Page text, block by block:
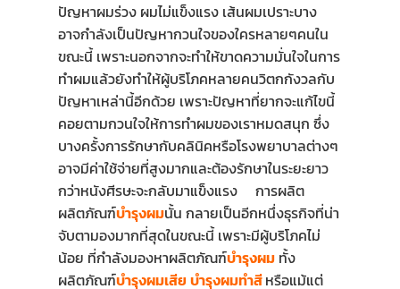
ปัญหาผมร่วง ผมไม่แข็งแรง เส้นผมเปราะบาง
อาจกำลังเป็นปัญหากวนใจของใครหลายๆคนใน
ขณะนี้ เพราะนอกจากจะทำให้ขาดความมั่นใจในการ
ทำผมแล้วยังทำให้ผู้บริโภคหลายคนวิตกกังวลกับ
ปัญหาเหล่านี้อีกด้วย เพราะปัญหาที่ยากจะแก้ไขนี้
คอยตามกวนใจให้การทำผมของเราหมดสนุก ซึ่ง
บางครั้งการรักษากับคลินิคหรือโรงพยาบาลต่างๆ
อาจมีค่าใช้จ่ายที่สูงมากและต้องรักษาในระยะยาว
กว่าหนังศีรษะจะกลับมาแข็งแรง
การผลิต
ผลิตภัณฑ์บำรุงผมนั้น กลายเป็นอีกหนึ่งธุรกิจที่น่า
จับตามองมากที่สุดในขณะนี้ เพราะมีผู้บริโภคไม่
น้อย ที่กำลังมองหาผลิตภัณฑ์บำรุงผม ทั้ง
ผลิตภัณฑ์บำรุงผมเสียบำรุงผมทำสีหรือแม้แต่